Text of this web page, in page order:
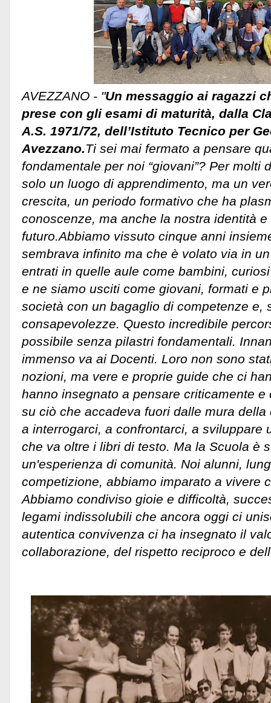
AVEZZANO - "Un messaggio ai ragazzi
prese con gli esami di maturità, dalla
A.S. 1971/72, dell’Istituto Tecnico per
Avezzano.Ti sei mai fermato a pensare
fondamentale per noi “giovani”? Per molti
solo un luogo di apprendimento, ma un
crescita, un periodo formativo che ha
conoscenze, ma anche la nostra identità e
futuro. Abbiamo vissuto cinque anni
sembrava infinito ma che è volato via in
entrati in quelle aule come bambini,
e ne siamo usciti come giovani, formati e
società con un bagaglio di competenze e,
consapevolezze. Questo incredibile
possibile senza pilastri fondamentali.
immenso va ai Docenti. Loro non sono
nozioni, ma vere e proprie guide che ci
hanno insegnato a pensare criticamente
su ciò che accadeva fuori dalle mura
a interrogarci, a confrontarci, a sviluppare
che va oltre i libri di testo. Ma la Scuola è
un'esperienza di comunità. Noi alunni,
competizione, abbiamo imparato a vivere
Abbiamo condiviso gioie e difficoltà,
legami indissolubili che ancora oggi ci
autentica convivenza ci ha insegnato il
collaborazione, del rispetto reciproco e